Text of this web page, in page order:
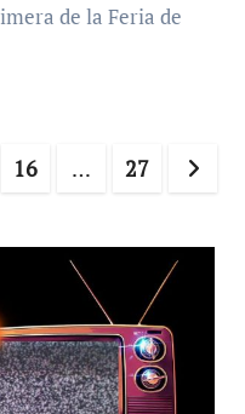
de la Feria de
16 … 27